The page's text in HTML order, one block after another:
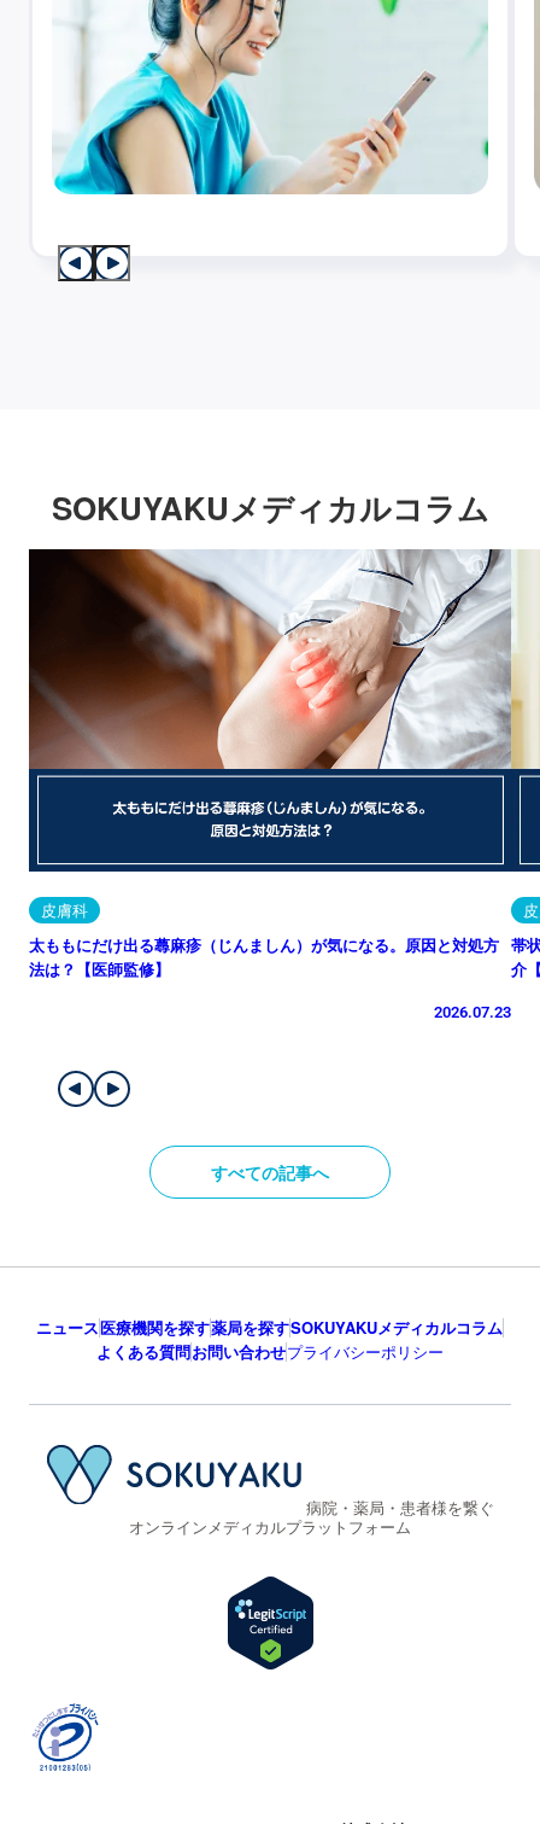
SOKUYAKUメディカルコラム
皮膚科
太ももにだけ出る蕁麻疹（じんましん）が気になる。原因と対処方
法は？【医師監修】
2026.07.23
帯
介
すべての記事へ
ニュース医療機関を探す薬局を探すSOKUYAKUメディカルコラム
よくある質問お問い合わせプライバシーポリシー
病院・薬局・患者様を繋ぐ
オンラインメディカルプラットフォーム